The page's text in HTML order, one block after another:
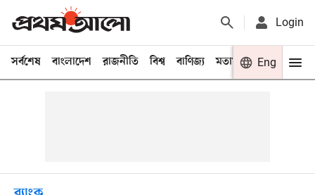
Login
সর্বশেষ বাংলাদেশ রাজনীতি বিশ্ব বাণিজ্য মতামত খেলা
Eng